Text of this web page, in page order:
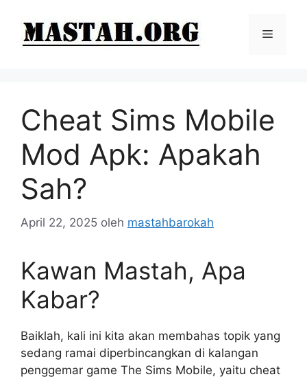
Menu
Cheat Sims Mobile
Mod Apk: Apakah
Sah?
April 22, 2025 oleh mastahbarokah
Kawan Mastah, Apa
Kabar?
Baiklah, kali ini kita akan membahas topik yang
sedang ramai diperbincangkan di kalangan
penggemar game The Sims Mobile, yaitu cheat